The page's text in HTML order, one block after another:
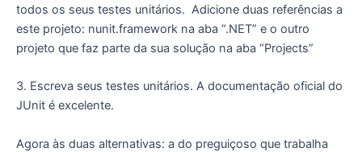
todos os seus testes unitários. Adicione duas referências a
este projeto: nunit.framework na aba “.NET” e o outro
projeto que faz parte da sua solução na aba “Projects”
3. Escreva seus testes unitários. A documentação oficial do
JUnit é excelente.
Agora às duas alternativas: a do preguiçoso que trabalha